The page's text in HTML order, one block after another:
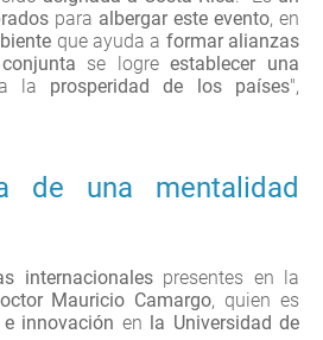
para albergar este evento, en
que ayuda a formar alianzas
se logreestablecer una
la prosperidad de los países",
de una mentalidad
internacionalespresentes en la
Mauricio Camargo, quien es
innovación en la Universidad de